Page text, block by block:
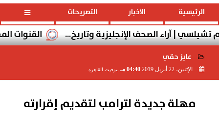
الرئيسية الأخبار التصريحات
القنوات المفتوحة | آراء الصحف الإنجليزية وتاريخ...
عايز حقي
الإثنين، 22 أبريل 2019 04:40 مـ بتوقيت القاهرة
مهلة جديدة لترامب لتقديم إقرارته